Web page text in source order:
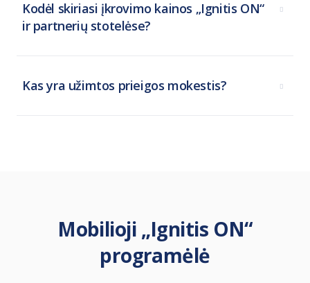
Kodėl skiriasi įkrovimo kainos „Ignitis ON“
ir partnerių stotelėse?
Kas yra užimtos prieigos mokestis?
Mobilioji „Ignitis ON“
programėlė